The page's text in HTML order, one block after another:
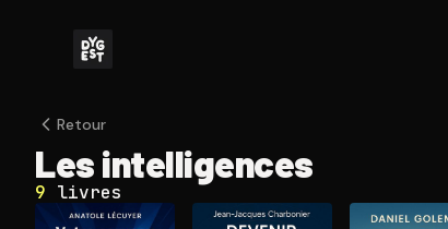
Retour
Les in­tel­li­gences
9 livres